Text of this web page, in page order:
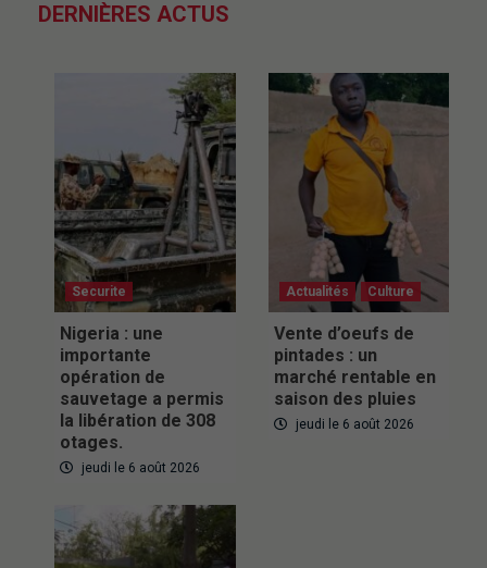
DERNIÈRES ACTUS
Securite
Nigeria : une
importante
opération de
sauvetage a permis
la libération de 308
otages.
jeudi le 6 août 2026
Actualités Culture
Vente d’oeufs de
pintades : un
marché rentable en
saison des pluies
jeudi le 6 août 2026